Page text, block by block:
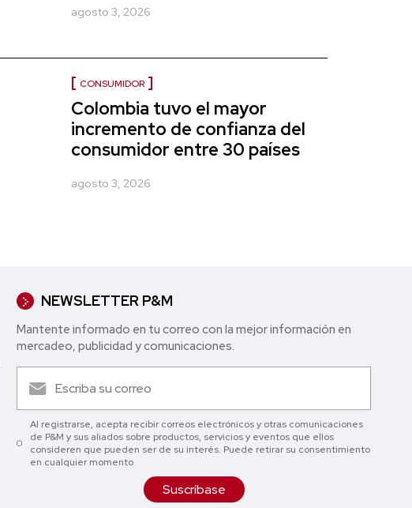
agosto 3, 2026
CONSUMIDOR
Colombia tuvo el mayor
incremento de confianza del
consumidor entre 30 países
agosto 3, 2026
NEWSLETTER P&M
Mantente informado en tu correo con la mejor in formación en
mercadeo, publicidad y comunicaciones.
Al registrarse, acepta recibir correos electrónicos y otras comunicaciones
de P&M y sus aliados sobre productos, servicios y eventos que ellos
consideren que pueden ser de su interés. Puede retirar su consentimiento
en cualquier momento
Suscríbase